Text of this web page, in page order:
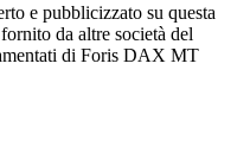
e pubblicizzato su questa
da altre società del
di Foris DAX MT